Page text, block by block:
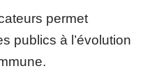
permet
publics à l’évolution